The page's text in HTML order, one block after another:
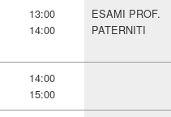
13:00
14:00
ESAMI PROF.
PATERNITI
14:00
15:00